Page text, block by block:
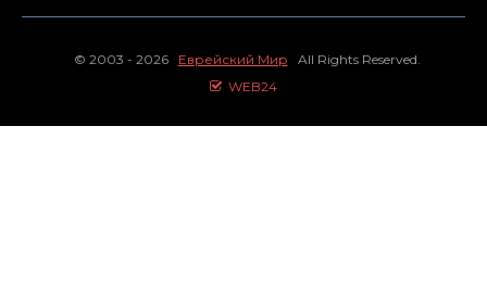
© 2003 - 2026 Еврейский Мир All Rights Reserved.
WEB24